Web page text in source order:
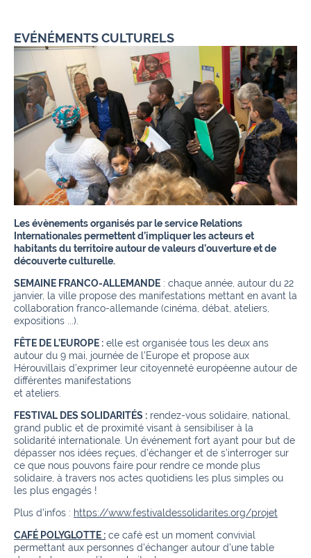
EVÉNÉMENTS CULTURELS
Les évènements organisés par le service Relations
Internationales permettent d’impliquer les acteurs et
habitants du territoire autour de valeurs d’ouverture et de
découverte culturelle.
SEMAINE FRANCO-ALLEMANDE : chaque année, autour du 22
janvier, la ville propose des manifestations mettant en avant la
collaboration franco-allemande (cinéma, débat, ateliers,
expositions ...).
FÊTE DE L’EUROPE : elle est organisée tous les deux ans
autour du 9 mai, journée de l’Europe et propose aux
Hérouvillais d’exprimer leur citoyenneté européenne autour de
différentes manifestations
et ateliers.
FESTIVAL DES SOLIDARITÉS : rendez-vous solidaire, national,
grand public et de proximité visant à sensibiliser à la
solidarité internationale. Un événement fort ayant pour but de
dépasser nos idées reçues, d’échanger et de s’interroger sur
ce que nous pouvons faire pour rendre ce monde plus
solidaire, à travers nos actes quotidiens les plus simples ou
les plus engagés !
Plus d'infos : https://www.festivaldessolidarites.org/projet
CAFÉ POLYGLOTTE : ce café est un moment convivial
permettant aux personnes d'échanger autour d'une table